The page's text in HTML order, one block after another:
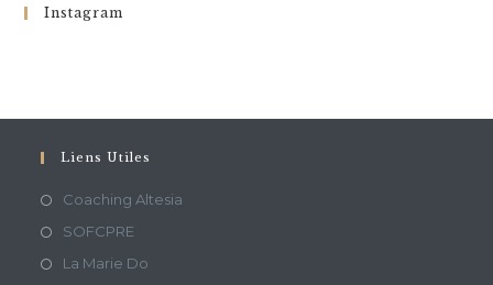
Instagram
Liens Utiles
Coaching Altesia
SOFCPRE
La Marie Do